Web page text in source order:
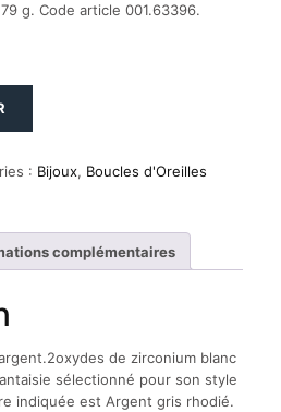
g. Code article 001.63396.
: Bijoux, Boucles d'Oreilles
complémentaires
de zirconium blanc
sélectionné pour son style
indiquée est Argent gris rhodié.